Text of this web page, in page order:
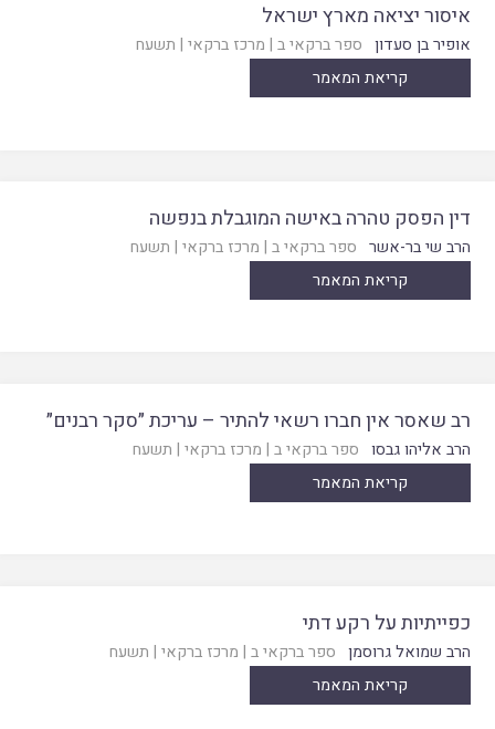
איסור יציאה מארץ ישראל
אופיר בן סעדון ספר ברקאי ב | מרכז ברקאי | תשעח
קריאת המאמר
דין הפסק טהרה באישה המוגבלת בנפשה
הרב שי בר-אשר ספר ברקאי ב | מרכז ברקאי | תשעח
קריאת המאמר
רב שאסר אין חברו רשאי להתיר – עריכת ״סקר רבנים״
הרב אליהו גבסו ספר ברקאי ב | מרכז ברקאי | תשעח
קריאת המאמר
כפייתיות על רקע דתי
הרב שמואל גרוסמן ספר ברקאי ב | מרכז ברקאי | תשעח
קריאת המאמר